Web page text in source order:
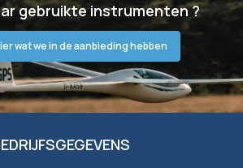
gebruikte instrumenten ?
wat we in de aanbieding hebben